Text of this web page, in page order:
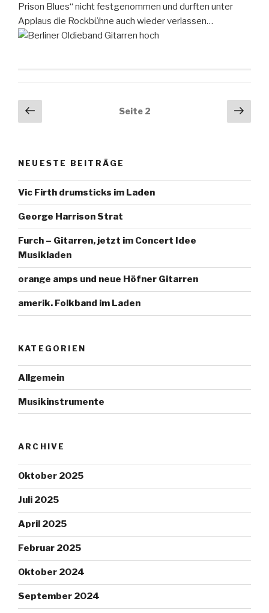
Prison Blues“ nicht festgenommen und durften unter
Applaus die Rockbühne auch wieder verlassen…
Beitragsnavigation
Seite
Seite 2
NEUESTE BEITRÄGE
Vic Firth drumsticks im Laden
George Harrison Strat
Furch – Gitarren, jetzt im Concert Idee
Musikladen
orange amps und neue Höfner Gitarren
amerik. Folkband im Laden
KATEGORIEN
Allgemein
Musikinstrumente
ARCHIVE
Oktober 2025
Juli 2025
April 2025
Februar 2025
Oktober 2024
September 2024